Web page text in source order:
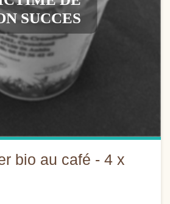
SUCCES
bio au café - 4 x